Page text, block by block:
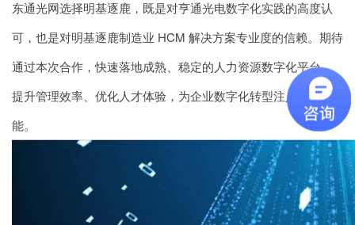
东通光网选择明基逐鹿，既是对亨通光电数字化实践的高度认
可，也是对明基逐鹿制造业 HCM 解决方案专业度的信赖。期待
通过本次合作，快速落地成熟、稳定的人力资源数字化平台，
提升管理效率、优化人才体验，为企业数字化转型注入核心动
能。